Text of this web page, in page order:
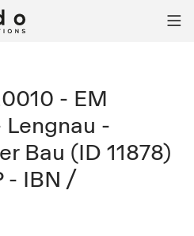

- EM
-
Bau (ID 11878)
- IBN /